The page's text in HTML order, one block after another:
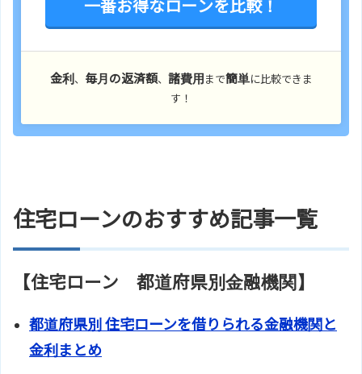
一番お得なローンを比較！
金利、 毎月の返済額、 諸費用まで簡単に比較できま
す！
住宅ローンのおすすめ記事一覧
【住宅ローン 都道府県別金融機関】
都道府県別 住宅ローンを借りられる金融機関と
金利まとめ